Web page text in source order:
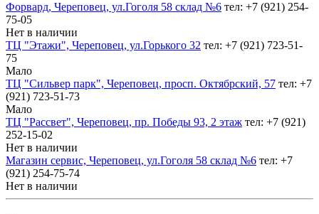
Форвард, Череповец, ул.Гоголя 58 склад №6 тел: +7 (921) 254-
75-05
Нет в наличии
ТЦ "Этажи", Череповец, ул.Горького 32 тел: +7 (921) 723-51-
75
Мало
ТЦ "Сильвер парк", Череповец, просп. Октябрский, 57 тел: +7
(921) 723-51-73
Мало
ТЦ "Рассвет", Череповец, пр. Победы 93, 2 этаж тел: +7 (921)
252-15-02
Нет в наличии
Магазин сервис, Череповец, ул.Гоголя 58 склад №6 тел: +7
(921) 254-75-74
Нет в наличии